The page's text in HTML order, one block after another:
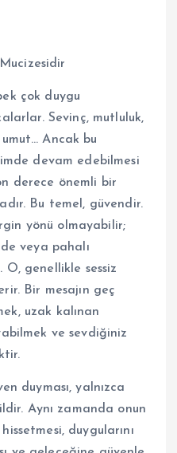
çok duygu
Sevinç, mutluluk,
Ancak bu
devam edebilmesi
derece önemli bir
Bu temel, güvendir.
yönü olmayabilir;
veya pahalı
O, genellikle sessiz
Bir mesajın geç
uzak kalınan
ve sevdiğiniz
duyması, yalnızca
Aynı zamanda onun
duygularını